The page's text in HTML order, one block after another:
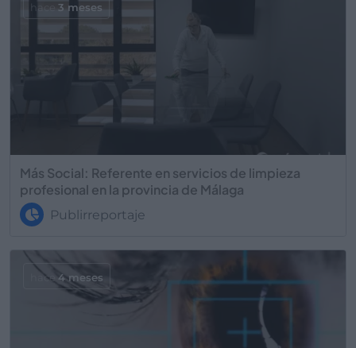
Más Social: Referente en servicios de limpieza
profesional en la provincia de Málaga
Publirreportaje
hace 3 meses
hace 4 meses